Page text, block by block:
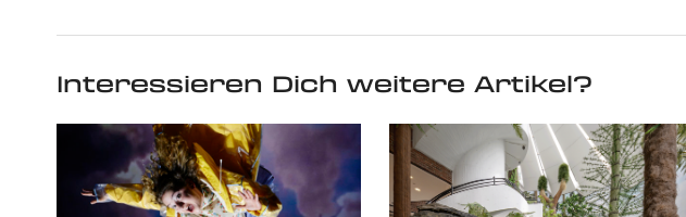
Interessieren Dich weitere Artikel?